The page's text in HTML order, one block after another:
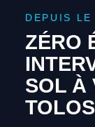
DEPUIS LE
ZÉRO
SOL À